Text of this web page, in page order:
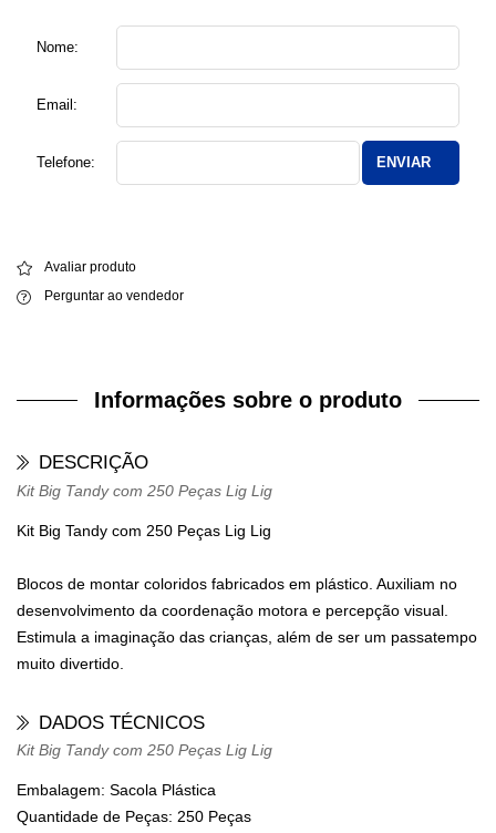
Nome:
Email:
Telefone: ENVIAR
Avaliar produto
Perguntar ao vendedor
Informações sobre o produto
DESCRIÇÃO
Kit Big Tandy com 250 Peças Lig Lig
Kit Big Tandy com 250 Peças Lig Lig
Blocos de montar coloridos fabricados em plástico. Auxiliam no
desenvolvimento da coordenação motora e percepção visual.
Estimula a imaginação das crianças, além de ser um passatempo
muito divertido.
DADOS TÉCNICOS
Kit Big Tandy com 250 Peças Lig Lig
Embalagem: Sacola Plástica
Quantidade de Peças: 250 Peças